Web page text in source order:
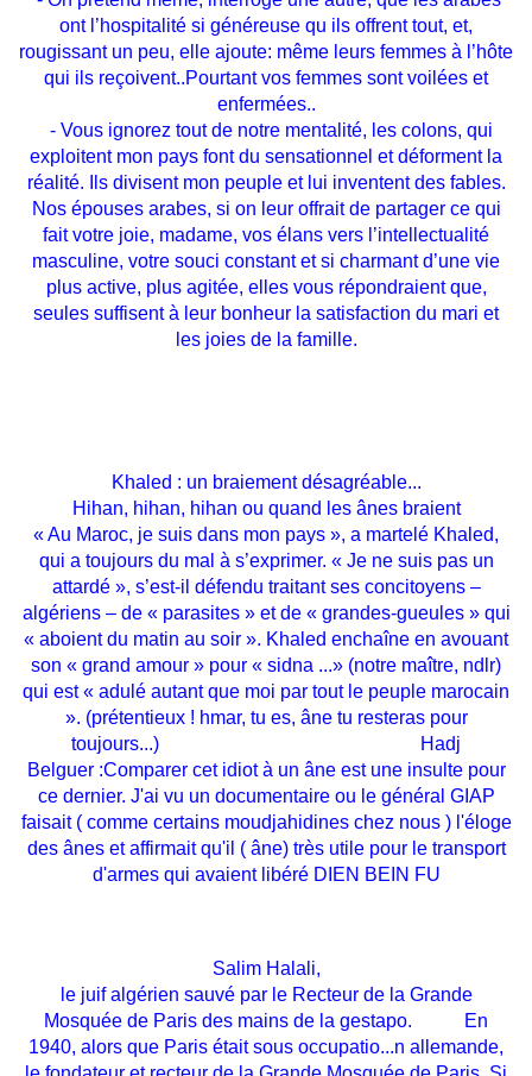
ont l’hospitalité si généreuse qu ils offrent tout, et,
rougissant un peu, elle ajoute: même leurs femmes à l’hôte
qui ils reçoivent..Pourtant vos femmes sont voilées et
enfermées..
- Vous ignorez tout de notre mentalité, les colons, qui
exploitent mon pays font du sensationnel et déforment la
réalité. Ils divisent mon peuple et lui inventent des fables.
Nos épouses arabes, si on leur offrait de partager ce qui
fait votre joie, madame, vos élans vers l’intellectualité
masculine, votre souci constant et si charmant d’une vie
plus active, plus agitée, elles vous répondraient que,
seules suffisent à leur bonheur la satisfaction du mari et
les joies de la famille.
Khaled : un braiement désagréable...
Hihan, hihan, hihan ou quand les ânes braient
« Au Maroc, je suis dans mon pays », a martelé Khaled,
qui a toujours du mal à s’exprimer. « Je ne suis pas un
attardé », s’est-il défendu traitant ses concitoyens –
algériens – de « parasites » et de « grandes-gueules » qui
« aboient du matin au soir ». Khaled enchaîne en avouant
son « grand amour » pour « sidna ...» (notre maître, ndlr)
qui est « adulé autant que moi par tout le peuple marocain
». (prétentieux ! hmar, tu es, âne tu resteras pour
toujours...)
Hadj
Belguer:Comparer cet idiot à un âne est une insulte pour
ce dernier. J'ai vu un documentaire ou le général GIAP
faisait ( comme certains moudjahidines chez nous ) l'éloge
des ânes et affirmait qu'il ( âne) très utile pour le transport
d'armes qui avaient libéré DIEN BEIN FU
Salim Halali,
le juif algérien sauvé par le Recteur de la Grande
Mosquée de Paris des mains de la gestapo. En
1940, alors que Paris était sous occupatio...n allemande,